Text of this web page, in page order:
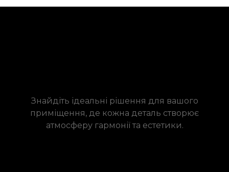
Знайдіть ідеальні рішення для вашого
приміщення, де кожна деталь створює
атмосферу гармонії та естетики.